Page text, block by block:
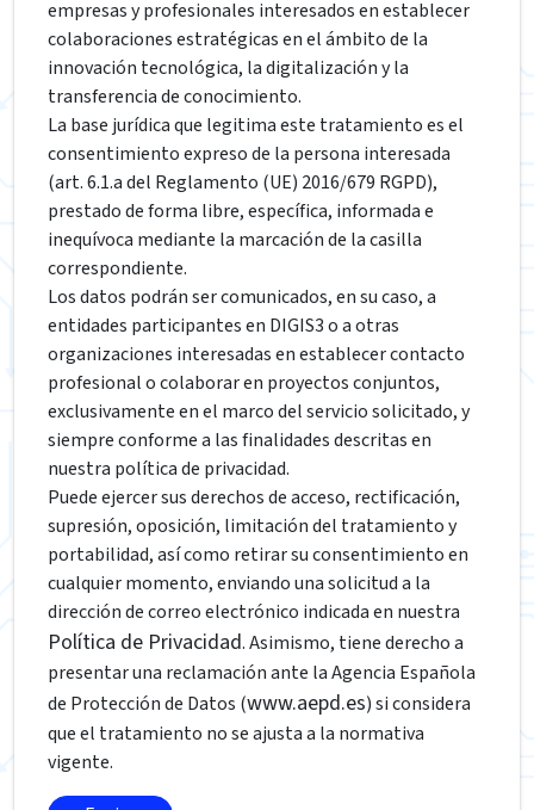
empresas y profesionales interesados en establecer
colaboraciones estratégicas en el ámbito de la
innovación tecnológica, la digitalización y la
transferencia de conocimiento.
La base jurídica que legitima este tratamiento es el
consentimiento expreso de la persona interesada
(art. 6.1.a del Reglamento (UE) 2016/679 RGPD),
prestado de forma libre, específica, informada e
inequívoca mediante la marcación de la casilla
correspondiente.
Los datos podrán ser comunicados, en su caso, a
entidades participantes en DIGIS3 o a otras
organizaciones interesadas en establecer contacto
profesional o colaborar en proyectos conjuntos,
exclusivamente en el marco del servicio solicitado, y
siempre conforme a las finalidades descritas en
nuestra política de privacidad.
Puede ejercer sus derechos de acceso, rectificación,
supresión, oposición, limitación del tratamiento y
portabilidad, así como retirar su consentimiento en
cualquier momento, enviando una solicitud a la
dirección de correo electrónico indicada en nuestra
Política de Privacidad. Asimismo, tiene derecho a
presentar una reclamación ante la Agencia Española
de Protección de Datos (www.aepd.es) si considera
que el tratamiento no se ajusta a la normativa
vigente.